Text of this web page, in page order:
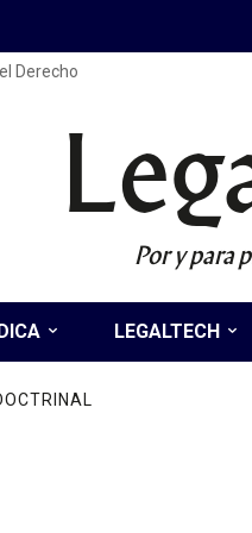
Derecho
Por y para
LEGALTECH